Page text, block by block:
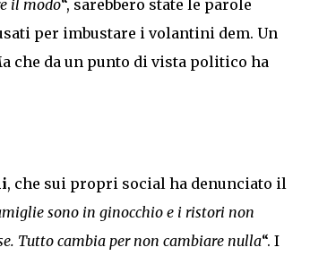
il modo“, sarebbero state le parole
per imbustare i volantini dem. Un
che da un punto di vista politico ha
, che sui propri social ha denunciato il
sono in ginocchio e i ristori non
Tutto cambia per non cambiare nulla“. I